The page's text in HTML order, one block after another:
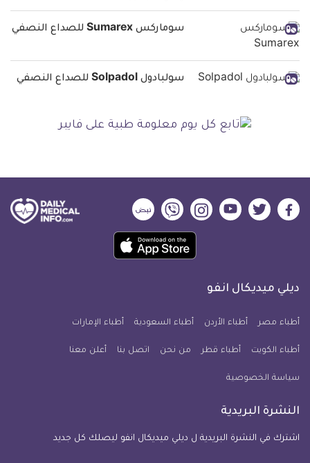
سوماركس Sumarex للصداع النصفي
سولبادول Solpadol للصداع النصفي
ديلي
فيسبوك
ديلي
تويتر
ديلي
ميديكال
يوتيوب
ديلي
ميديكال
انفو
ديلي
ميديكال
انفو
ديلي
ميديكال
انفو
حمل
تطبيق
معلومة
للآيفون
ديلي ميديكال انفو
أطباء مصر أطباء الأردن أطباء السعودية أطباء الإمارات
أطباء الكويت أطباء قطر من نحن اتصل بنا أعلن معنا
سياسة الخصوصية
النشرة البريدية
اشترك في النشرة البريدية ل ديلي ميديكال انفو ليصلك كل جديد